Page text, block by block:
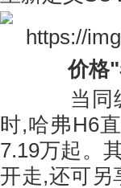
价格
当同级
时,哈弗H6
7.19万起。
开走,还可另